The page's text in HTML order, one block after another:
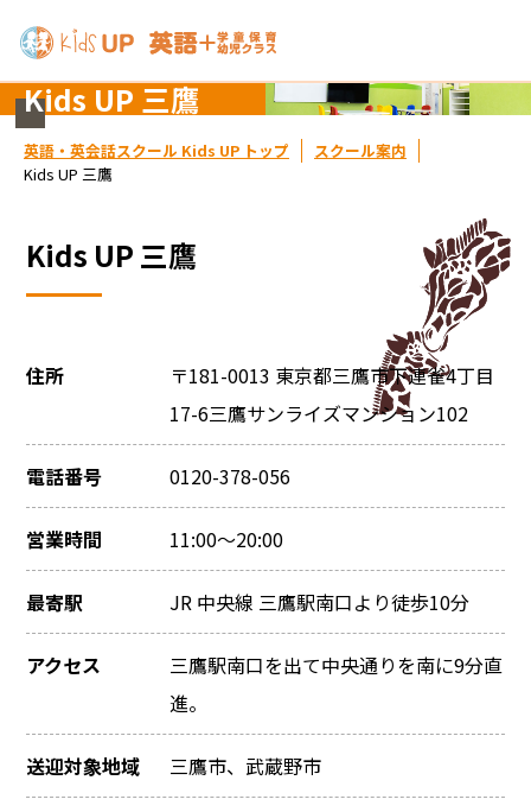
Kids UP 三鷹
英語・英会話スクール Kids UP トップ
スクール案内
Kids UP 三鷹
Kids UP 三鷹
住所
〒181-0013 東京都三鷹市下連雀4丁目
17-6三鷹サンライズマンション102
電話番号 0120-378-056
営業時間 11:00～20:00
最寄駅 JR 中央線 三鷹駅南口より徒歩10分
アクセス
三鷹駅南口を出て中央通りを南に9分直
進。
送迎対象地域 三鷹市、武蔵野市